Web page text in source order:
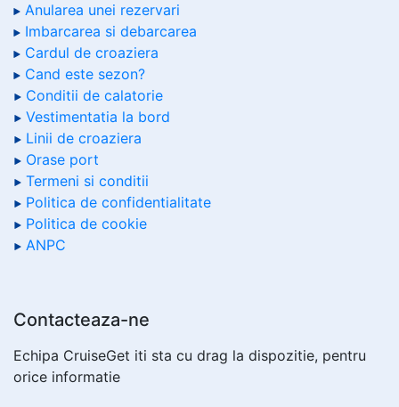
Anularea unei rezervari
Imbarcarea si debarcarea
Cardul de croaziera
Cand este sezon?
Conditii de calatorie
Vestimentatia la bord
Linii de croaziera
Orase port
Termeni si conditii
Politica de confidentialitate
Politica de cookie
ANPC
Contacteaza-ne
Echipa CruiseGet iti sta cu drag la dispozitie, pentru
orice informatie